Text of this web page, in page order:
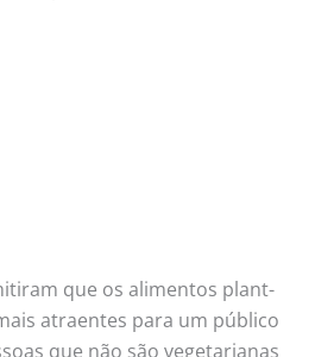
que os alimentos plant-
atraentes para um público
que não são vegetarianas